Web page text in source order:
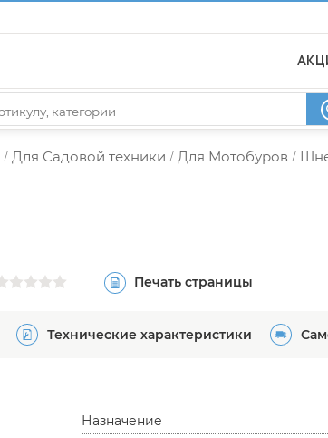
/ Для Садовой техники / Для Мотобуров /
Печать страницы
Технические характеристики
Назначение